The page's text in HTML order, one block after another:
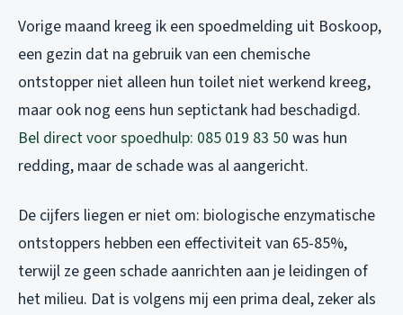
Vorige maand kreeg ik een spoedmelding uit Boskoop,
een gezin dat na gebruik van een chemische
ontstopper niet alleen hun toilet niet werkend kreeg,
maar ook nog eens hun septictank had beschadigd.
Bel direct voor spoedhulp: 085 019 83 50 was hun
redding, maar de schade was al aangericht.
De cijfers liegen er niet om: biologische enzymatische
ontstoppers hebben een effectiviteit van 65-85%,
terwijl ze geen schade aanrichten aan je leidingen of
het milieu. Dat is volgens mij een prima deal, zeker als